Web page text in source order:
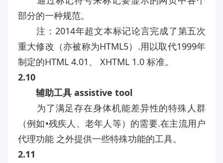
部分的一种规范。
注：2014年超文本标记论言完成了第五次
重大修改（亦被称为HTML5）.用以取代1999年
制定的HTML 4.01、 XHTML 1.0 标准。
2.10
辅助工具 assistive tool
为了满足存在身体机能差异性的特殊人群
（例如•残疾人、老年人等）的需要.在主流用户
代理功能 之外提供一些特殊功能的工具。
2.11